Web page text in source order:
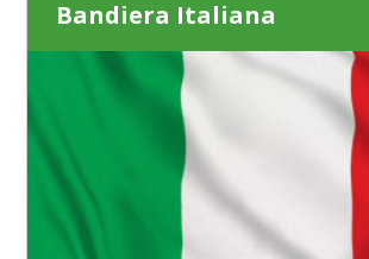
Bandiera Italiana